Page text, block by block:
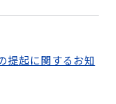
提起に関するお知